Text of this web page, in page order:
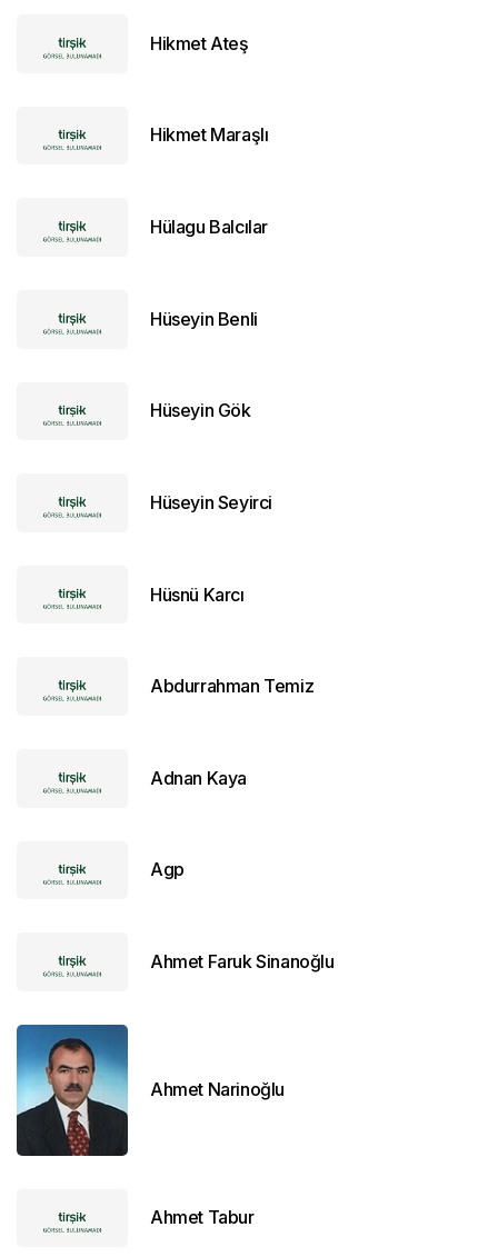
Hikmet Ateş
Hikmet Maraşlı
Hülagu Balcılar
Hüseyin Benli
Hüseyin Gök
Hüseyin Seyirci
Hüsnü Karcı
Abdurrahman Temiz
Adnan Kaya
Agp
Ahmet Faruk Sinanoğlu
Ahmet Narinoğlu
Ahmet Tabur